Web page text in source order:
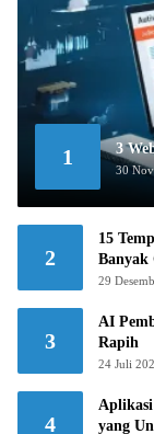
1 3
30
2
15
Banyak
29
3
AI
Rapih
24 Juli
4
yang